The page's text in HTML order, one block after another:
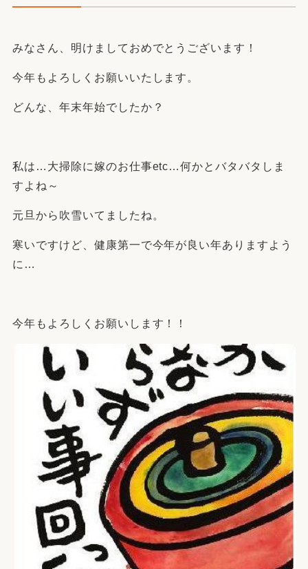
みなさん、明けましておめでとうございます！
今年もよろしくお願いいたします。
どんな、年末年始でしたか？
私は…大掃除に嫁のお仕事etc…何かとバタバタしま
すよね～
元旦から吹雪いてましたね。
寒いですけど、健康第一で今年が良い年ありますよう
に…
今年もよろしくお願いします！！